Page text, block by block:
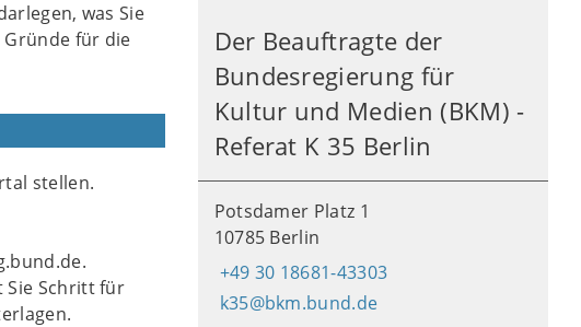
was Sie
für die
stellen.
Sie Schritt für
Der Beauftragte der
Bundesregierung für
Kultur und Medien (BKM) -
Referat K 35 Berlin
Potsdamer Platz 1
10785 Berlin
+49 30 18681-43303
k35@bkm.bund.de